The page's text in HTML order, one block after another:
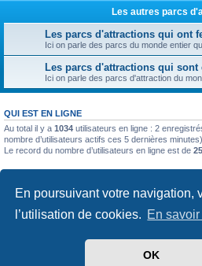
En poursuivant votre navigation,
l’utilisation de cookies. En
OK
Les autres parcs
Les parcs d'attractions qui ont
Ici on parle des parcs du monde entier
Les parcs d'attractions qui sont
Ici on parle des parcs d'attraction du
QUI EST EN LIGNE
Au total il y a 1034 utilisateurs en ligne : 2
nombre d’utilisateurs actifs ces 5 dernières minutes)
Le record du nombre d’utilisateurs en ligne est de
2520messages •423sujets •154membres • Le
Noé-Megel
phpBB ® Forum